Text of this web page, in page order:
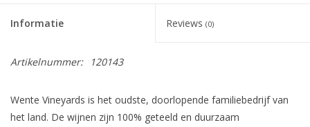
Informatie Reviews (0)
Artikelnummer: 120143
Wente Vineyards is het oudste, doorlopende familiebedrijf van
het land. De wijnen zijn 100% geteeld en duurzaam